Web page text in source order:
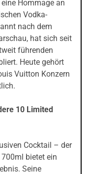
Hommage an
Vodka-
nach dem
hat sich seit
führenden
Heute gehört
Vuitton Konzern
10 Limited
Cocktail – der
bietet ein
Seine